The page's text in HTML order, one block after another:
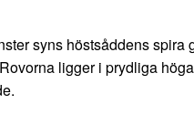
syns höstsåddens spira
ligger i prydliga